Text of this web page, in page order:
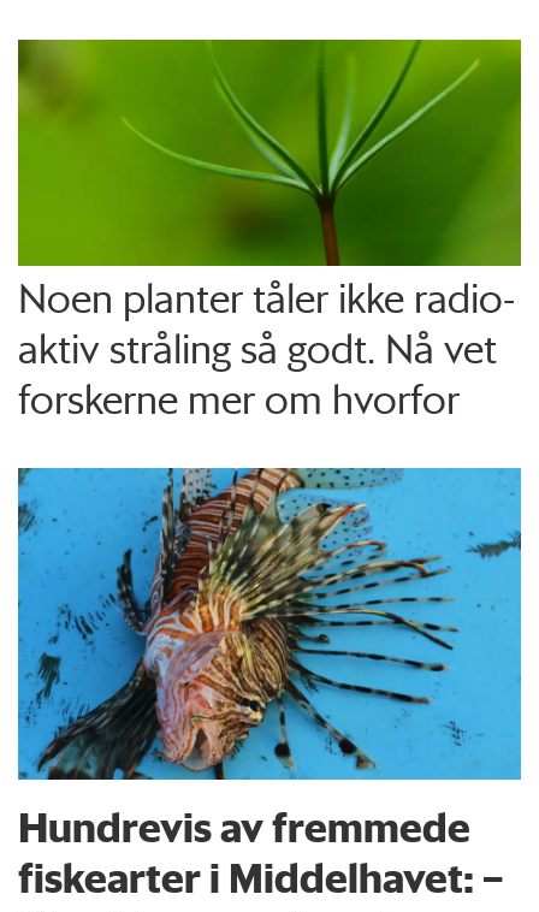
Noen planter tåler ikke radio­
aktiv stråling så godt. Nå vet
forskerne mer om hvorfor
Hundrevis av fremmede
fiskearter i Middelhavet: –